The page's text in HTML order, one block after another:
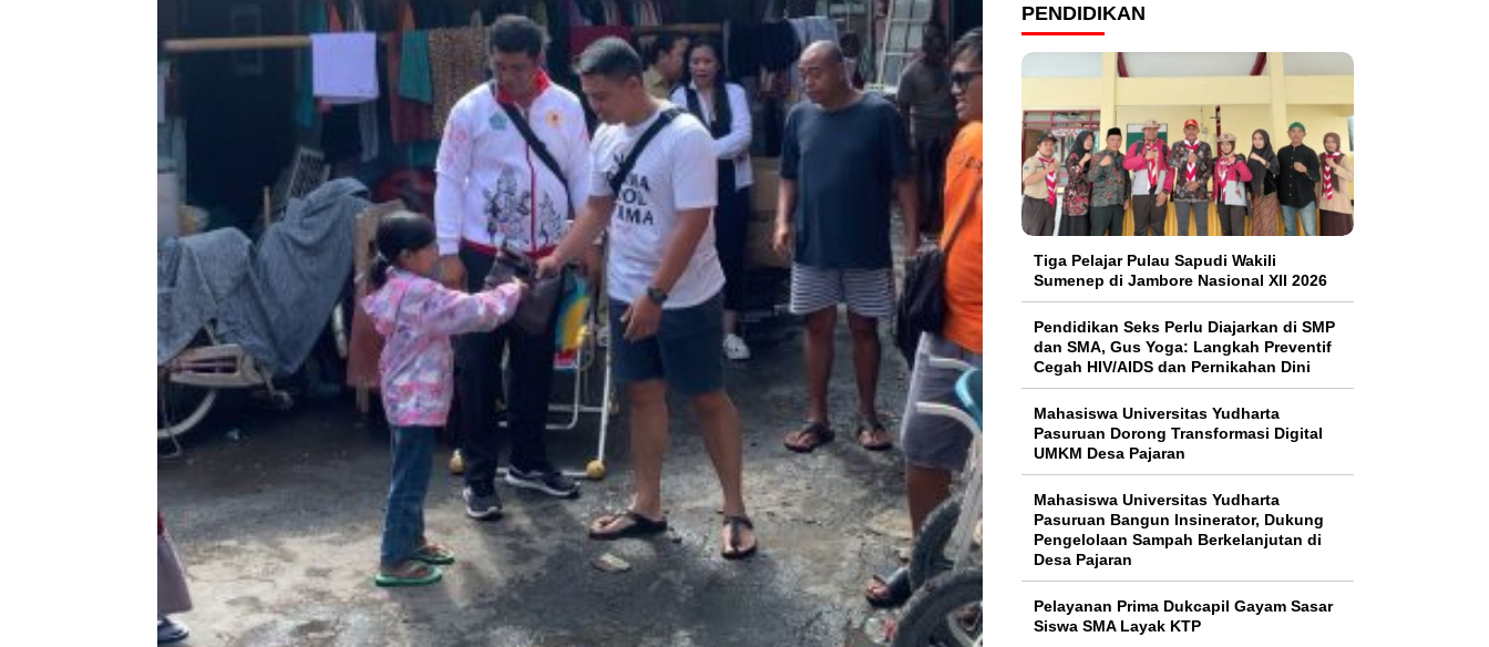
PENDIDIKAN
Tiga Pelajar Pulau Sapudi Wakili
Sumenep di Jambore Nasional XII 2026
Pendidikan Seks Perlu Diajarkan di SMP
dan SMA, Gus Yoga: Langkah Preventif
Cegah HIV/AIDS dan Pernikahan Dini
Mahasiswa Universitas Yudharta
Pasuruan Dorong Transformasi Digital
UMKM Desa Pajaran
Mahasiswa Universitas Yudharta
Pasuruan Bangun Insinerator, Dukung
Pengelolaan Sampah Berkelanjutan di
Desa Pajaran
Pelayanan Prima Dukcapil Gayam Sasar
Siswa SMA Layak KTP